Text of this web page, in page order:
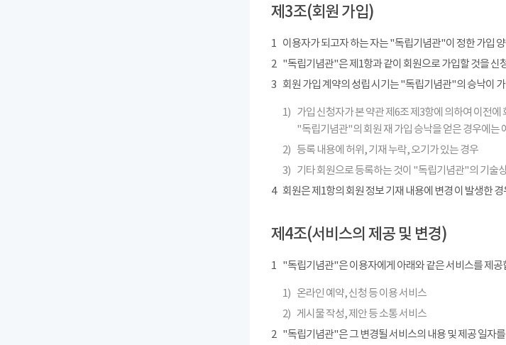
제3조(회원 가입)
1 이용자가 되고자 하는 자는 "독립기념관"이 정한 가입
2 "독립기념관"은 제1항과 같이 회원으로 가입할 것을 신
3 회원 가입 계약의 성립 시기는 "독립기념관"의 승낙이
1) 가입 신청자가 본 약관 제6조 제3항에 의하여 이전
"독립기념관"의 회원 재 가입 승낙을 얻은 경우에는
2) 등록 내용에 허위, 기재 누락, 오기가 있는 경우
3) 기타 회원으로 등록하는 것이 "독립기념관"의 기술
4
회원은 제1항의 회원 정보 기재 내용에 변경 이 발생한
제4조(서비스의 제공 및 변경)
1 "독립기념관"은 이용자에게 아래와 같은 서비스를 제공
1) 온라인 예약, 신청 등 이용 서비스
2) 게시물 작성, 제안 등 소통 서비스
2 "독립기념관"은 그 변경될 서비스의 내용 및 제공 일자